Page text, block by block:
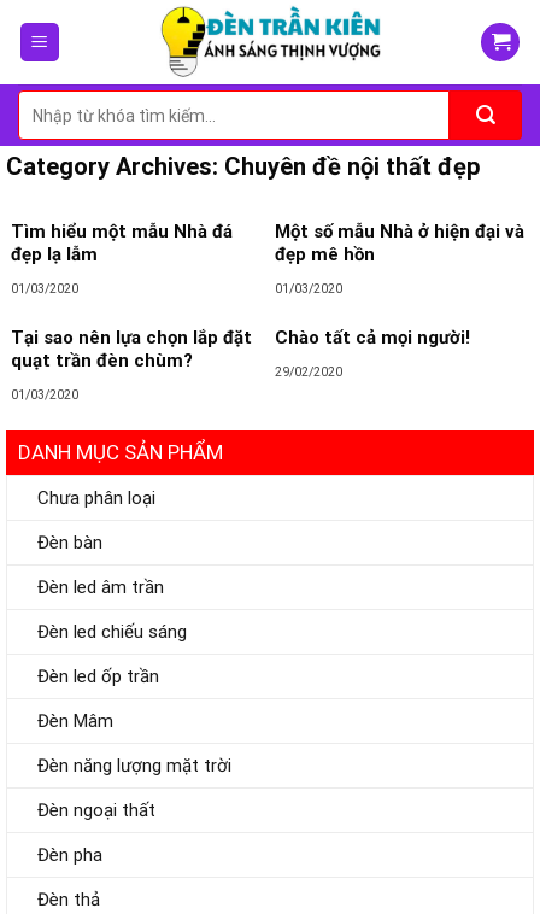
Tìm
kiếm:
Category Archives: Chuyên đề nội thất đẹp
DANH MỤC SẢN PHẨM
Chưa phân loại
Đèn bàn
Đèn led âm trần
Đèn led chiếu sáng
Đèn led ốp trần
Đèn Mâm
Đèn năng lượng mặt trời
Đèn ngoại thất
Đèn pha
Đèn thả
Tìm hiểu một mẫu Nhà đá
đẹp lạ lẫm
01/03/2020
Một số mẫu Nhà ở hiện đại và
đẹp mê hồn
01/03/2020
Tại sao nên lựa chọn lắp đặt
quạt trần đèn chùm?
01/03/2020
Chào tất cả mọi người!
29/02/2020